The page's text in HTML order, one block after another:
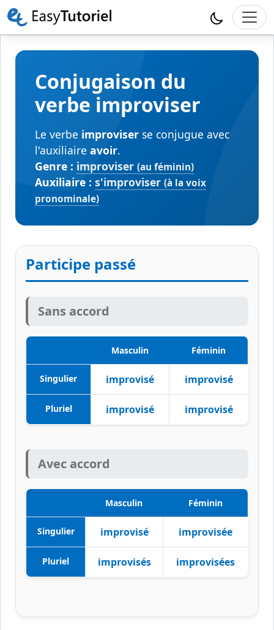
Conjugaison du
verbe improviser
Le verbe improviser se conjugue avec
l'auxiliaire avoir.
Genre : improviser (au féminin)
Auxiliaire : s'improviser (à la voix
pronominale)
Participe passé
Sans accord
Masculin Féminin
Singulier improvisé improvisé
Pluriel improvisé improvisé
Avec accord
Masculin Féminin
Singulier improvisé improvisée
Pluriel improvisés improvisées